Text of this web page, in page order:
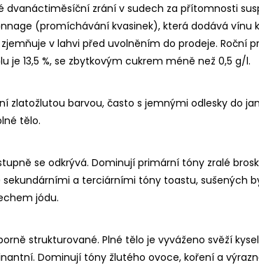
dvanáctiměsíční zrání v sudech za přítomnosti
(promíchávání kvasinek), která dodává vínu
v lahvi před uvolněním do prodeje. Roční
je 13,5 %, se zbytkovým cukrem méně než 0,5 g/l.
zlatožlutou barvou, často s jemnými odlesky do
tělo.
se odkrývá. Dominují primární tóny zralé
a terciárními tóny toastu, sušených
jódu.
strukturované. Plné tělo je vyváženo svěží
Dominují tóny žlutého ovoce, koření a